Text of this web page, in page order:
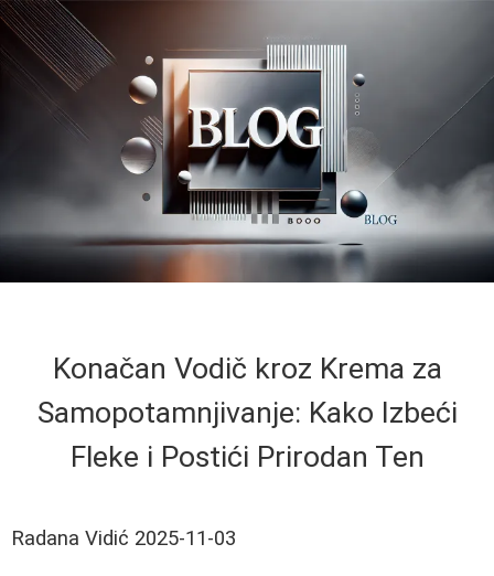
Konačan Vodič kroz Krema za
Samopotamnjivanje: Kako Izbeći
Fleke i Postići Prirodan Ten
Radana Vidić 2025-11-03